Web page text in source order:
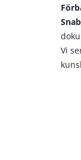
Vi